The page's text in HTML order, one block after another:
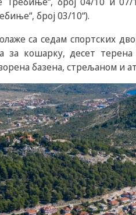
број 03/10“).
са седам спортских
кошарку, десет
базена, стрељаном и